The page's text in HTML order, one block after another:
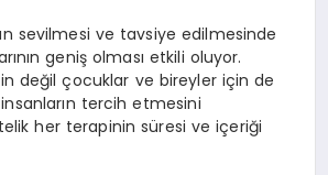
sevilmesi ve tavsiye edilmesinde
geniş olması etkili oluyor.
değil çocuklar ve bireyler için de
tercih etmesini
her terapinin süresi ve içeriği